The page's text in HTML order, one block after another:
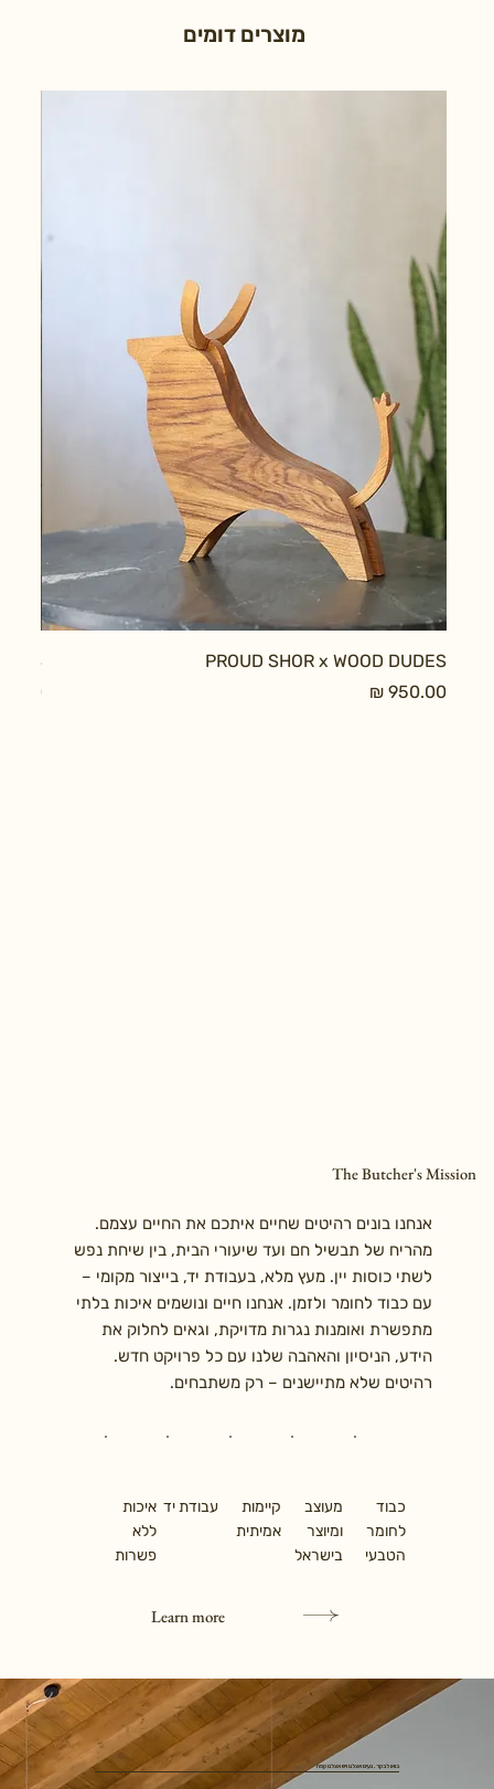
מוצרים דומים
PROUD SHOR x WOOD DUDES
מחיר
מחיר
The Butcher's Mission
אנחנו בונים רהיטים שחיים איתכם את החיים עצמם.
מהריח של תבשיל חם ועד שיעורי הבית, בין שיחת נפש
לשתי כוסות יין. מעץ מלא, בעבודת יד, בייצור מקומי –
עם כבוד לחומר ולזמן. אנחנו חיים ונושמים איכות בלתי
מתפשרת ואומנות נגרות מדויקת, וגאים לחלוק את
הידע, הניסיון והאהבה שלנו עם כל פרויקט חדש.
רהיטים שלא מתיישנים – רק משתבחים.
כבוד
לחומר
הטבעי
מעוצב
ומיוצר
בישראל
קיימות
אמיתית
עבודת יד איכות
ללא
פשרות
Learn more
בואו לבקר. נעים אצלנו ויש אצלנו קפה